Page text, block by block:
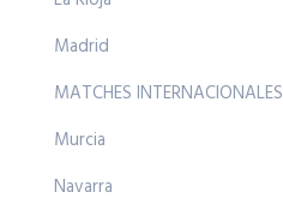
Madrid
MATCHES INTERNACIONALES
Murcia
Navarra